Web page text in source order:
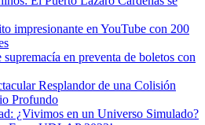
impresionante en YouTube con 200
en preventa de boletos con
Resplandor de una Colisión
Profundo
¿Vivimos en un Universo Simulado?